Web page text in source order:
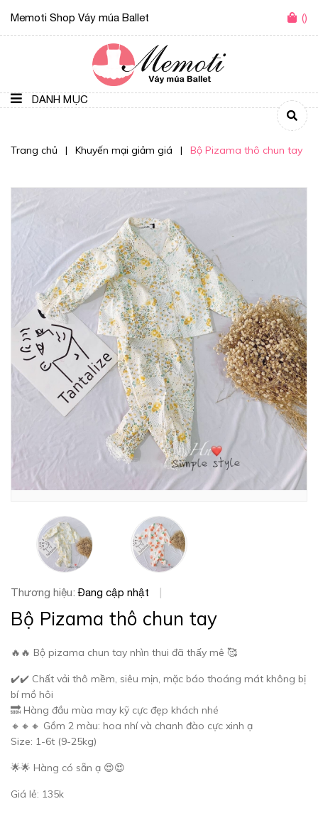
Memoti Shop Váy múa Ballet ()
DANH MỤC
Trang chủ | Khuyến mại giảm giá | Bộ Pizama thô chun tay
Thương hiệu:Đang cập nhật
Bộ Pizama thô chun tay
🔥🔥 Bộ pizama chun tay nhìn thui đã thấy mê 🥰
✔️✔️ Chất vải thô mềm, siêu mịn, mặc báo thoáng mát không bị
bí mồ hôi
🔜 Hàng đầu mùa may kỹ cực đẹp khách nhé
🔸🔸🔸 Gồm 2 màu: hoa nhí và chanh đào cực xinh ạ
Size: 1-6t (9-25kg)
🌟🌟 Hàng có sẵn ạ 😍😍
Giá lẻ: 135k